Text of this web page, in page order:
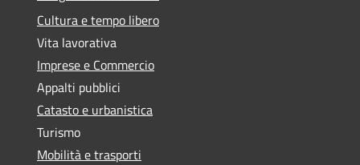
Cultura e tempo libero
Vita lavorativa
Imprese e Commercio
Appalti pubblici
Catasto e urbanistica
Turismo
Mobilità e trasporti